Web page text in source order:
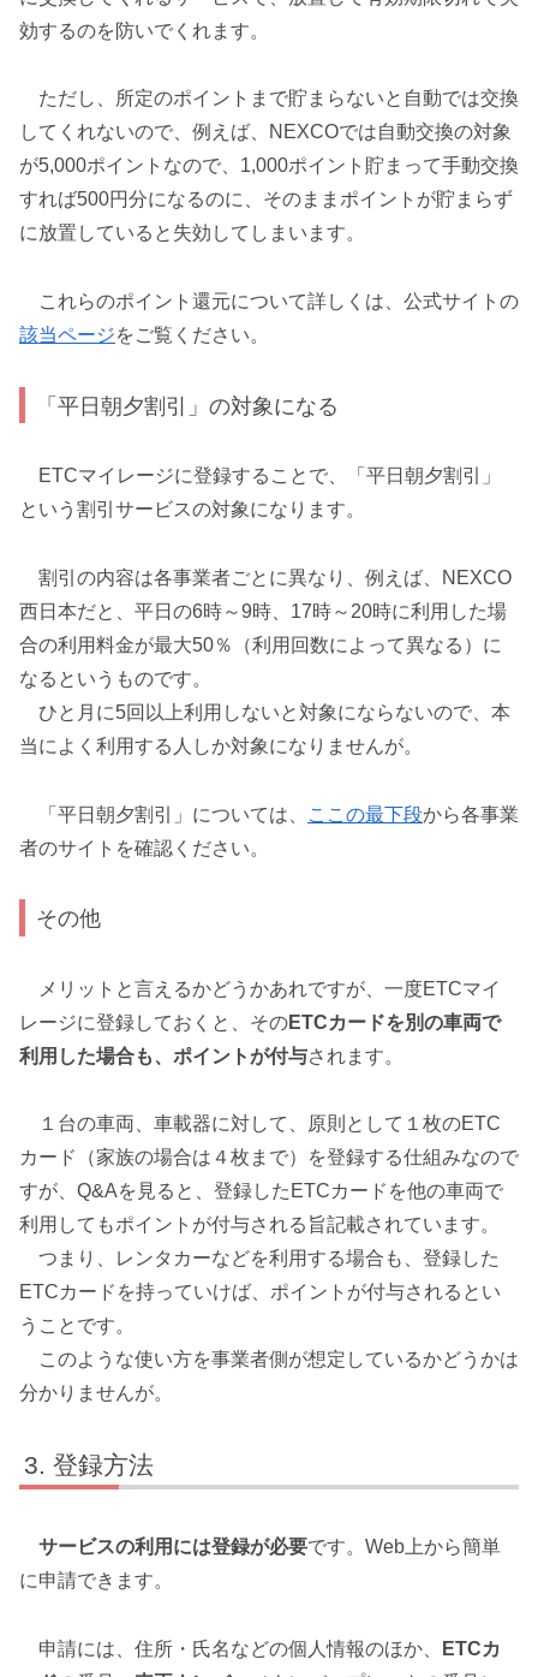
効するのを防いでくれます。
ただし、所定のポイントまで貯まらないと自動では交換
してくれないので、例えば、NEXCOでは自動交換の対象
が5,000ポイントなので、1,000ポイント貯まって手動交換
すれば500円分になるのに、そのままポイントが貯まらず
に放置していると失効してしまいます。
これらのポイント還元について詳しくは、公式サイトの
該当ページをご覧ください。
「平日朝夕割引」の対象になる
ETCマイレージに登録することで、「平日朝夕割引」
という割引サービスの対象になります。
割引の内容は各事業者ごとに異なり、例えば、NEXCO
西日本だと、平日の6時～9時、17時～20時に利用した場
合の利用料金が最大50％（利用回数によって異なる）に
なるというものです。
ひと月に5回以上利用しないと対象にならないので、本
当によく利用する人しか対象になりませんが。
「平日朝夕割引」については、 ここの最下段から各事業
者のサイトを確認ください。
その他
メリットと言えるかどうかあれですが、一度ETCマイ
レージに登録しておくと、そのETCカードを別の車両で
利用した場合も、ポイントが付与されます。
１台の車両、車載器に対して、原則として１枚のETC
カード（家族の場合は４枚まで）を登録する仕組みなので
すが、Q&Aを見ると、登録したETCカードを他の車両で
利用してもポイントが付与される旨記載されています。
つまり、レンタカーなどを利用する場合も、登録した
ETCカードを持っていけば、ポイントが付与されるとい
うことです。
このような使い方を事業者側が想定しているかどうかは
分かりませんが。
登録方法
サービスの利用には登録が必要です。Web上から簡単
に申請できます。
申請には、住所・氏名などの個人情報のほか、
ETCカ